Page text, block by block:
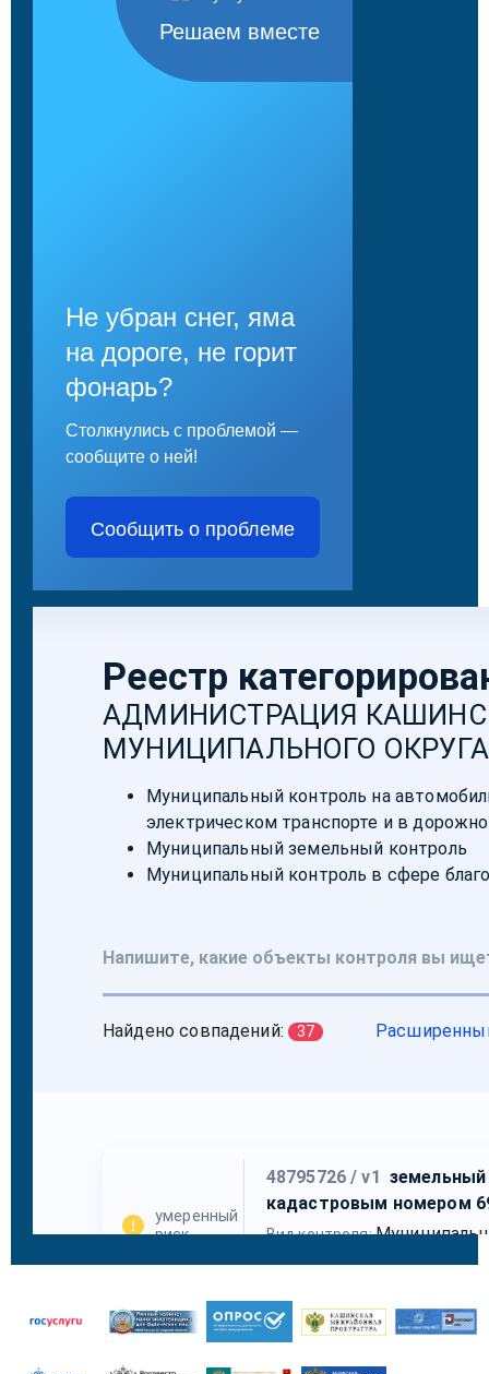
Решаем вместе
Не убран снег, яма
на дороге, не горит
фонарь?
Столкнулись с проблемой —
сообщите о ней!
Сообщить о проблеме